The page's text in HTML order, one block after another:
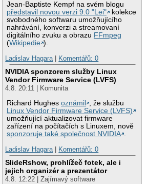
Jean-Baptiste Kempf na svém blogu
představil novou verzi 9.0 "Lei"
kolekce
svobodného softwaru umožňujícího
nahrávání, konverzi a streamovaní
digitálního zvuku a obrazu FFmpeg
(Wikipedie ).
Ladislav Hagara
Komentářů: 0
NVIDIA sponzorem služby Linux
Vendor Firmware Service (LVFS)
4.8. 20:11 | Komunita
Richard Hughesoznámil
, že službu
Linux Vendor Firmware Service (LVFS)
umožňující aktualizovat firmware
zařízení na počítačích s Linuxem, nově
sponzoruje také společnost NVIDIA .
Ladislav Hagara | Komentářů: 0
SlideRshow, prohlížeč fotek, ale i
jejich organizér a prezentátor
4.8. 12:22 | Zajímavý software